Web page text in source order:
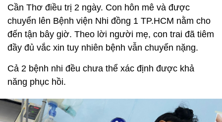
Cần Thơ điều trị 2 ngày. Con hôn mê và được
chuyển lên Bệnh viện Nhi đồng 1 TP.HCM nằm cho
đến tận bây giờ. Theo lời người mẹ, con trai đã tiêm
đầy đủ vắc xin tuy nhiên bệnh vẫn chuyển nặng.
Cả 2 bệnh nhi đều chưa thể xác định được khả
năng phục hồi.